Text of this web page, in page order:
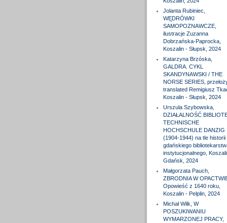
Jolanta Rubiniec,
WĘDRÓWKI
SAMOPOZNAWCZE,
ilustracje Zuzanna
Dobrzańska-Paprocka,
Koszalin - Słupsk, 2024
Katarzyna Brzóska,
GALDRA. CYKL
SKANDYNAWSKI / THE
NORSE SERIES,
translated Remigiusz
Koszalin - Słupsk, 2024
Urszula Szybowska,
DZIAŁALNOŚĆ
TECHNISCHE
HOCHSCHULE DANZIG
(1904-1944) na tle historii
gdańskiego
instytucjonalnego,
Gdańsk, 2024
Małgorzata Pauch,
ZBRODNIA W
Opowieść z 1640 roku,
Koszalin - Pelplin, 2024
Michał Wilk, W
POSZUKIWANIU
WYMARZONEJ PRACY,